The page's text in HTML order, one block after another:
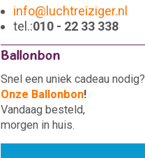
info@luchtreiziger.nl
tel.:010 - 22 33 338
Ballonbon
Snel een uniek cadeau nodig?
Onze Ballonbon!
Vandaag besteld,
morgen in huis.